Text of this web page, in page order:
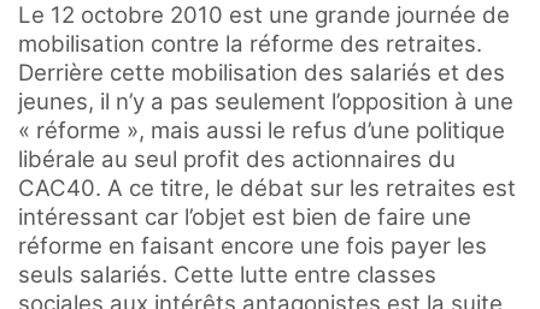
Le 12 octobre 2010 est une grande journée de
mobilisation contre la réforme des retraites.
Derrière cette mobilisation des salariés et des
jeunes, il n’y a pas seulement l’opposition à une
« réforme », mais aussi le refus d’une politique
libérale au seul profit des actionnaires du
CAC40. A ce titre, le débat sur les retraites est
intéressant car l’objet est bien de faire une
réforme en faisant encore une fois payer les
seuls salariés. Cette lutte entre classes